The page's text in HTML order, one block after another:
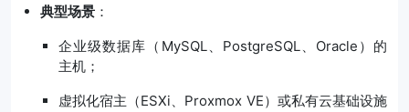
典型场景 ：
企业级数据库（MySQL、PostgreSQL、Oracle）的
主机；
虚拟化宿主（ESXi、Proxmox VE）或私有云基础设施